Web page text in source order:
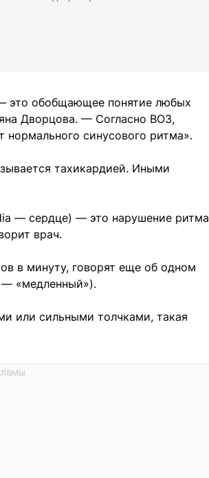
это обобщающее понятие любых
Дворцова. — Согласно ВОЗ,
синусового ритма».
тахикардией. Иными
— сердце) — это нарушение ритма
врач.
в минуту, говорят еще об одном
— «медленный»).
или сильными толчками, такая